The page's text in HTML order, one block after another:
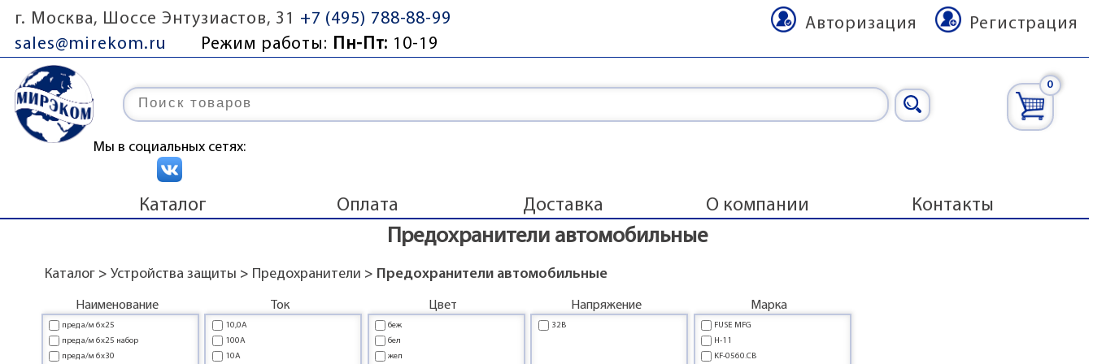
г. Москва, Шоссе Энтузиастов, 31
+7 (495) 788-88-99
sales@mirekom.ru
Режим работы: Пн-Пт: 10-19
Регистрация
Авторизация
Мы в социальных сетях:
0
Каталог Оплата Доставка О компании Контакты
Предохранители автомобильные
Каталог >Устройства защиты > Предохранители > Предохранители автомобильные
Наименование
пред а/м 6x25
пред а/м 6x25 набор
пред а/м 6x30
Ток
10,0А
100А
10А
Цвет
беж
бел
жел
Напряжение
32В
Марка
FUSE MFG
H-11
KF-0560.CB